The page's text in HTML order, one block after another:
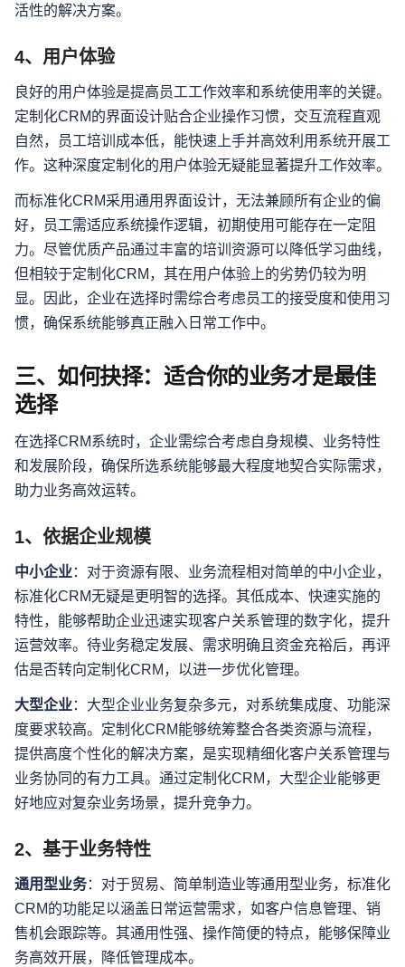
活性的解决方案。
4、用户体验
良好的用户体验是提高员工工作效率和系统使用率的关键。
定制化CRM的界面设计贴合企业操作习惯，交互流程直观
自然，员工培训成本低，能快速上手并高效利用系统开展工
作。这种深度定制化的用户体验无疑能显著提升工作效率。
而标准化CRM采用通用界面设计，无法兼顾所有企业的偏
好，员工需适应系统操作逻辑，初期使用可能存在一定阻
力。尽管优质产品通过丰富的培训资源可以降低学习曲线，
但相较于定制化CRM，其在用户体验上的劣势仍较为明
显。因此，企业在选择时需综合考虑员工的接受度和使用习
惯，确保系统能够真正融入日常工作中。
三、如何抉择：适合你的业务才是最佳
选择
在选择CRM系统时，企业需综合考虑自身规模、业务特性
和发展阶段，确保所选系统能够最大程度地契合实际需求，
助力业务高效运转。
1、依据企业规模
中小企业：对于资源有限、业务流程相对简单的中小企业，
标准化CRM无疑是更明智的选择。其低成本、快速实施的
特性，能够帮助企业迅速实现客户关系管理的数字化，提升
运营效率。待业务稳定发展、需求明确且资金充裕后，再评
估是否转向定制化CRM，以进一步优化管理。
大型企业：大型企业业务复杂多元，对系统集成度、功能深
度要求较高。定制化CRM能够统筹整合各类资源与流程，
提供高度个性化的解决方案，是实现精细化客户关系管理与
业务协同的有力工具。通过定制化CRM，大型企业能够更
好地应对复杂业务场景，提升竞争力。
2、基于业务特性
通用型业务：对于贸易、简单制造业等通用型业务，标准化
CRM的功能足以涵盖日常运营需求，如客户信息管理、销
售机会跟踪等。其通用性强、操作简便的特点，能够保障业
务高效开展，降低管理成本。